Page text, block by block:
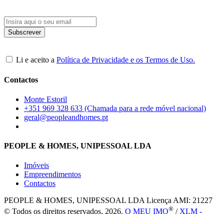
Li e aceito a Política de Privacidade e os Termos de Uso.
Contactos
Monte Estoril
+351 969 328 633 (Chamada para a rede móvel nacional)
geral@peopleandhomes.pt
PEOPLE & HOMES, UNIPESSOAL LDA
Imóveis
Empreendimentos
Contactos
PEOPLE & HOMES, UNIPESSOAL LDA Licença AMI: 21227
© Todos os direitos reservados, 2026. O MEU IMO® /XLM -